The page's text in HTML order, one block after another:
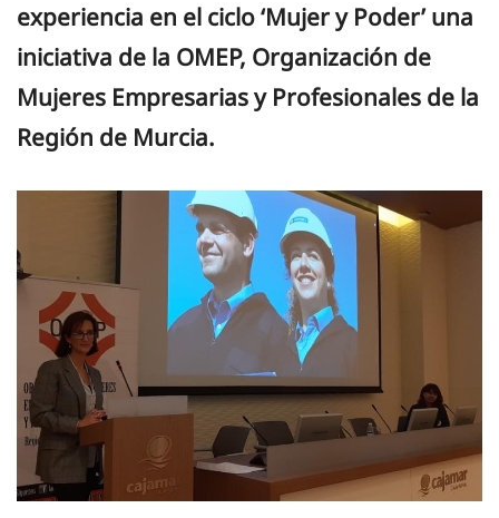
experiencia en el ciclo ‘Mujer y Poder’ una
iniciativa de la OMEP, Organización de
Mujeres Empresarias y Profesionales de la
Región de Murcia.